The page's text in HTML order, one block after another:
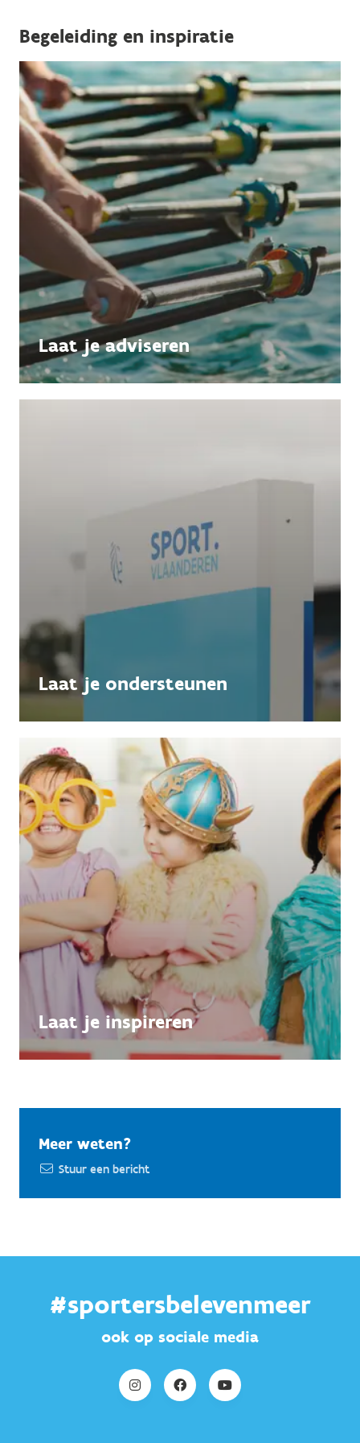
Begeleiding en inspiratie
Laat je adviseren
Laat je ondersteunen
Laat je inspireren
Meer weten?
Stuur een bericht
#sportersbelevenmeer
ook op sociale media